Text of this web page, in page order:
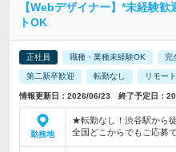
【Webデザイナー】*未経験
トOK
正社員 職種・業種未経験OK 完
第二新卒歓迎 転勤なし リモー
情報更新日：2026/06/23 終了予定日：
勤務地
★転勤なし！渋谷駅から
全国どこからでもご応募